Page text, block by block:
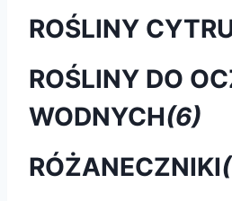
ROŚLINY
ROŚLINY DO
WODNYCH(6)
RÓŻANECZNIKI